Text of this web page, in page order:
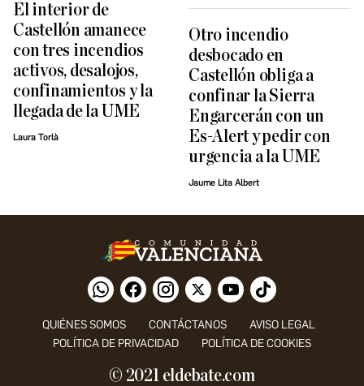
El interior de
Castellón amanece
con tres incendios
activos, desalojos,
confinamientos y la
llegada de la UME
Laura Torlà
Otro incendio
desbocado en
Castellón obliga a
confinar la Sierra
Engarcerán con un
Es-Alert y pedir con
urgencia a la UME
Jaume Lita Albert
QUIÉNES SOMOS CONTÁCTANOS
AVISO LEGAL
POLÍTICA DE PRIVACIDAD
POLÍTICA DE COOKIES
© 2021 eldebate.com